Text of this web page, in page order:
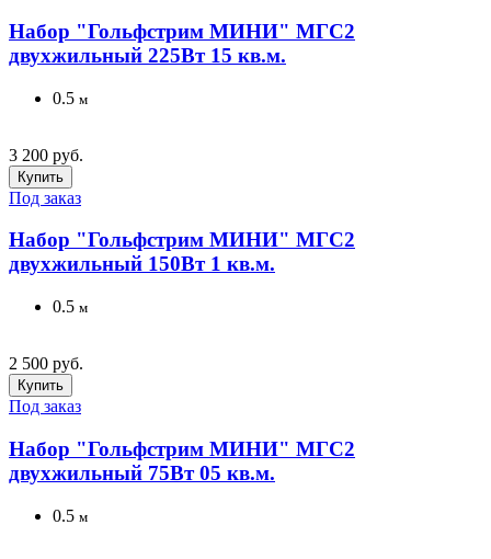
Набор "Гольфстрим МИНИ" МГС2
двухжильный 225Вт 15 кв.м.
0.5 м
3 200 руб.
Купить
Под заказ
Набор "Гольфстрим МИНИ" МГС2
двухжильный 150Вт 1 кв.м.
0.5 м
2 500 руб.
Купить
Под заказ
Набор "Гольфстрим МИНИ" МГС2
двухжильный 75Вт 05 кв.м.
0.5 м